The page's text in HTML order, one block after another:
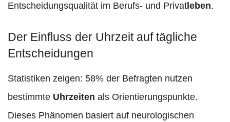
Entscheidungsqualität im Berufs- und Privat leben.
Der Einfluss der Uhrzeit auf tägliche
Entscheidungen
Statistiken zeigen: 58% der Befragten nutzen
bestimmte Uhrzeiten als Orientierungspunkte.
Dieses Phänomen basiert auf neurologischen